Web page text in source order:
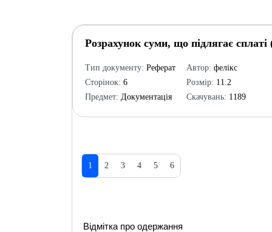
Розрахунок суми, що підлягає
Тип документу: Реферат
Сторінок: 6
Предмет: Документація
Автор: фелікс
Розмір: 11.2
Скачувань: 1189
1 2 3 4 5 6
Відмітка про одержання